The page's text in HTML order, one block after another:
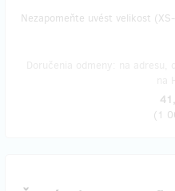
Nezapomeňte uvést velikost
(1